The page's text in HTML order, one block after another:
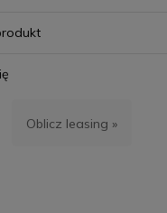
Oblicz leasing »